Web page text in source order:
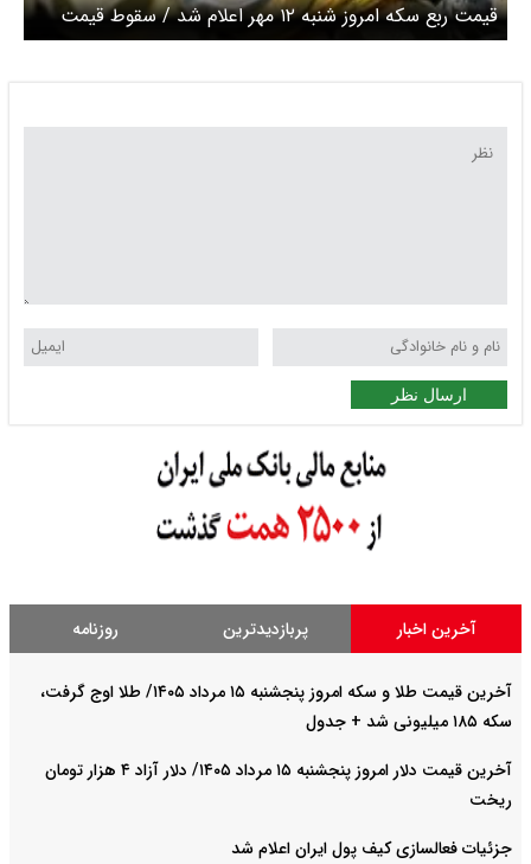
قیمت ربع سکه امروز شنبه ۱۲ مهر اعلام شد / سقوط قیمت
ربع سکه
ارسال نظر
آخرین اخبار پربازدیدترین روزنامه
آخرین قیمت طلا و سکه امروز پنجشنبه ۱۵ مرداد ۱۴۰۵/ طلا اوج گرفت،
سکه ۱۸۵ میلیونی شد + جدول
آخرین قیمت دلار امروز پنجشنبه ۱۵ مرداد ۱۴۰۵/ دلار آزاد ۴ هزار تومان
ریخت
جزئیات فعالسازی کیف پول ایران اعلام شد